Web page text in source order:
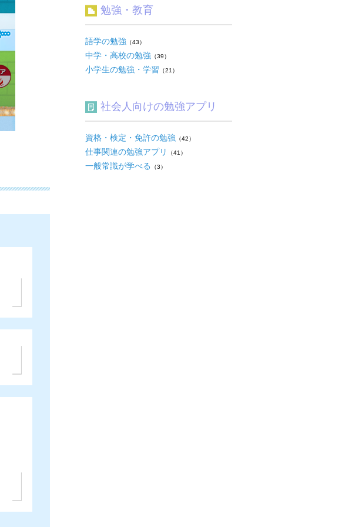
勉強・教育
語学の勉強 （43）
中学・高校の勉強 （39）
小学生の勉強・学習 （21）
社会人向けの勉強アプリ
資格・検定・免許の勉強 （42）
仕事関連の勉強アプリ （41）
一般常識が学べる （3）